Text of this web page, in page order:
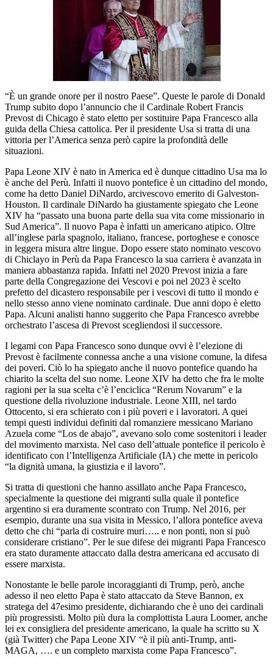
“È un grande onore per il nostro Paese”. Queste le parole di Donald
Trump subito dopo l’annuncio che il Cardinale Robert Francis
Prevost di Chicago è stato eletto per sostituire Papa Francesco alla
guida della Chiesa cattolica. Per il presidente Usa si tratta di una
vittoria per l’America senza però capire la profondità delle
situazioni.
Papa Leone XIV è nato in America ed è dunque cittadino Usa ma lo
è anche del Perù. Infatti il nuovo pontefice è un cittadino del mondo,
come ha detto Daniel DiNardo, arcivescovo emerito di Galveston-
Houston. Il cardinale DiNardo ha giustamente spiegato che Leone
XIV ha “passato una buona parte della sua vita come missionario in
Sud America”. Il nuovo Papa è infatti un americano atipico. Oltre
all’inglese parla spagnolo, italiano, francese, portoghese e conosce
in leggera misura altre lingue. Dopo essere stato nominato vescovo
di Chiclayo in Perù da Papa Francesco la sua carriera è avanzata in
maniera abbastanza rapida. Infatti nel 2020 Prevost inizia a fare
parte della Congregazione dei Vescovi e poi nel 2023 è scelto
prefetto del dicastero responsabile per i vescovi di tutto il mondo e
nello stesso anno viene nominato cardinale. Due anni dopo è eletto
Papa. Alcuni analisti hanno suggerito che Papa Francesco avrebbe
orchestrato l’ascesa di Prevost scegliendosi il successore.
I legami con Papa Francesco sono dunque ovvi è l’elezione di
Prevost è facilmente connessa anche a una visione comune, la difesa
dei poveri. Ciò lo ha spiegato anche il nuovo pontefice quando ha
chiarito la scelta del suo nome. Leone XIV ha detto che fra le molte
ragioni per la sua scelta c’è l’enciclica “Rerum Novarum” e la
questione della rivoluzione industriale. Leone XIII, nel tardo
Ottocento, si era schierato con i più poveri e i lavoratori. A quei
tempi questi individui definiti dal romanziere messicano Mariano
Azuela come “Los de abajo”, avevano solo come sostenitori i leader
del movimento marxista. Nel caso dell’attuale pontefice il pericolo è
identificato con l’Intelligenza Artificiale (IA) che mette in pericolo
“la dignità umana, la giustizia e il lavoro”.
Si tratta di questioni che hanno assillato anche Papa Francesco,
specialmente la questione dei migranti sulla quale il pontefice
argentino si era duramente scontrato con Trump. Nel 2016, per
esempio, durante una sua visita in Messico, l’allora pontefice aveva
detto che chi “parla di costruire muri….. e non ponti, non si può
considerare cristiano”. Per le sue difese dei migranti Papa Francesco
era stato duramente attaccato dalla destra americana ed accusato di
essere marxista.
Nonostante le belle parole incoraggianti di Trump, però, anche
adesso il neo eletto Papa è stato attaccato da Steve Bannon, ex
stratega del 47esimo presidente, dichiarando che è uno dei cardinali
più progressisti. Molto più dura la complottista Laura Loomer, anche
lei ex consigliera del presidente americano, la quale ha scritto su X
(già Twitter) che Papa Leone XIV “è il più anti-Trump, anti-
MAGA, …. e un completo marxista come Papa Francesco”.